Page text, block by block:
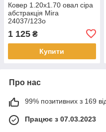
Ковер 1.20х1.70 овал сіра
абстракція Mira
24037/123о
1 125 ₴
Купити
Про нас
99% позитивних з 169
Працює з 07.03.2023